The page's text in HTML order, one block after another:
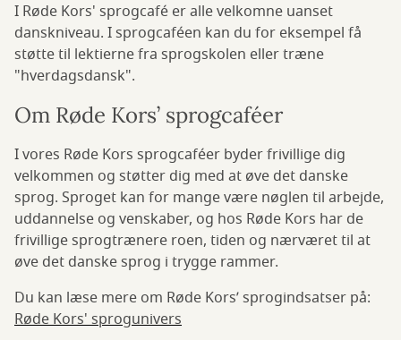
I Røde Kors' sprogcafé er alle velkomne uanset
danskniveau. I sprogcaféen kan du for eksempel få
støtte til lektierne fra sprogskolen eller træne
"hverdagsdansk".
Om Røde Kors’ sprogcaféer
I vores Røde Kors sprogcaféer byder frivillige dig
velkommen og støtter dig med at øve det danske
sprog. Sproget kan for mange være nøglen til arbejde,
uddannelse og venskaber, og hos Røde Kors har de
frivillige sprogtrænere roen, tiden og nærværet til at
øve det danske sprog i trygge rammer.
Du kan læse mere om Røde Kors’ sprogindsatser på:
Røde Kors' sprogunivers